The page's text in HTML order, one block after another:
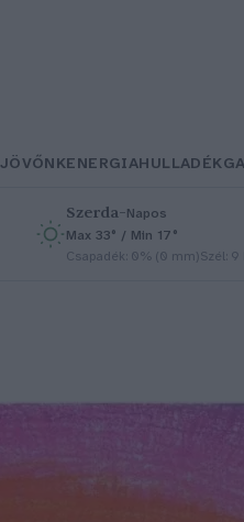
JÖVŐNKENERGIAHULLADÉK
Szerda–Napos
Max 33° / Min 17°
Csapadék: 0% (0 mm)Szél: